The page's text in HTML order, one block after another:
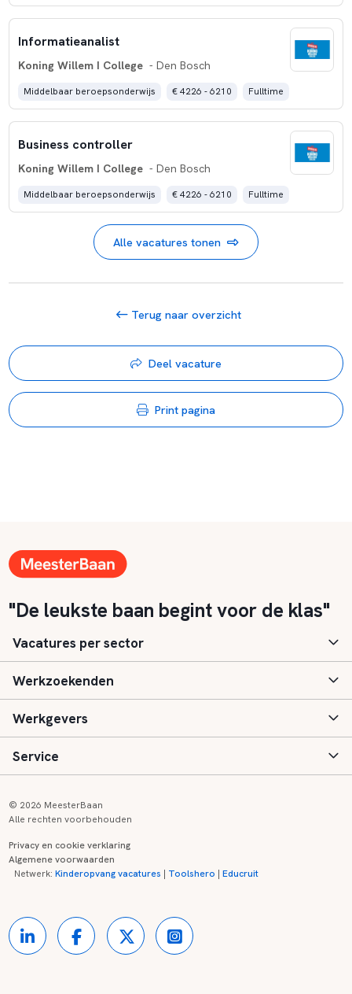
Informatieanalist
Koning Willem I College - Den Bosch
Middelbaar beroepsonderwijs € 4226 - 6210 Fulltime
Business controller
Koning Willem I College - Den Bosch
Middelbaar beroepsonderwijs € 4226 - 6210 Fulltime
Alle vacatures tonen
Terug naar overzicht
Deel vacature
Print pagina
"De leukste baan begint voor de klas"
Vacatures per sector
Basisonderwijs
Speciaal (basis) onderwijs
Voortgezet onderwijs
Kinderopvang
Werkzoekenden
Aanmelden
Vacatures
Zij-instroom informatie
Onderwijsregio's
Werkgevers
Inloggen
Registreren
Contact
Service
Onderwijs links
Partners
© 2026 MeesterBaan
Alle rechten voorbehouden
Privacy en cookie verklaring
Algemene voorwaarden
Netwerk:Kinderopvang vacatures | Toolshero |Educruit